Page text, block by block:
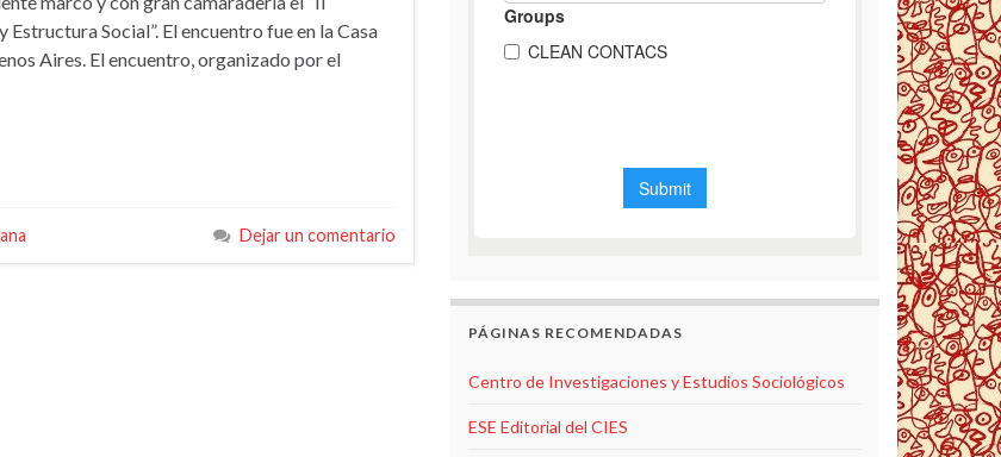
Social”. El encuentro fue en la Casa
Aires. El encuentro, organizado por el
Dejar un comentario
PÁGINAS RECOMENDADAS
Centro de Investigaciones y Estudios Sociológicos
ESE Editorial del CIES